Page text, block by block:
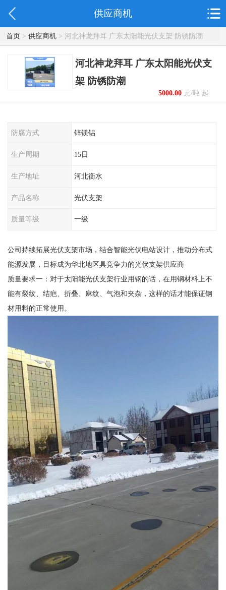
供应商机
首页> 供应商机> 河北神龙拜耳 广东太阳能光伏支架 防锈防潮
河北神龙拜耳 广东太阳能光伏支
架 防锈防潮
5000.00元/吨 起
防腐方式 锌镁铝
生产周期 15日
生产地址 河北衡水
产品名称 光伏支架
质量等级 一级
公司持续拓展光伏支架市场，结合智能光伏电站设计，推动分布式
能源发展，目标成为华北地区具竞争力的光伏支架供应商
质量要求一：对于太阳能光伏支架行业用钢的话，在用钢材料上不
能有裂纹、结疤、折叠、麻纹、气泡和夹杂，这样的话才能保证钢
材用料的正常使用。